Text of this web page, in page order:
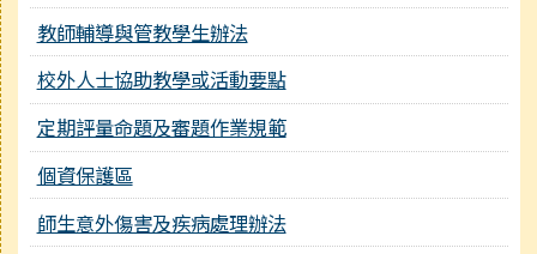
教師輔導與管教學生辦法
校外人士協助教學或活動要點
定期評量命題及審題作業規範
個資保護區
師生意外傷害及疾病處理辦法